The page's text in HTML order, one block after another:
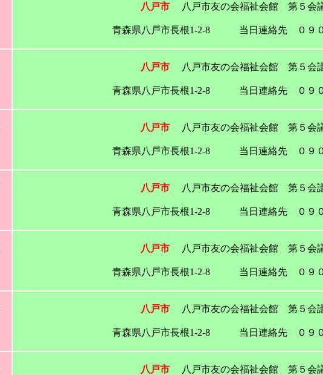
八戸市 八戸市友の会福祉会館 第５会議
青森県八戸市長根1-2-8 当日連絡先 ０９０
八戸市 八戸市友の会福祉会館 第５会議
青森県八戸市長根1-2-8 当日連絡先 ０９０
八戸市 八戸市友の会福祉会館 第５会議
青森県八戸市長根1-2-8 当日連絡先 ０９０
八戸市 八戸市友の会福祉会館 第５会議
青森県八戸市長根1-2-8 当日連絡先 ０９０
八戸市 八戸市友の会福祉会館 第５会議
青森県八戸市長根1-2-8 当日連絡先 ０９０
八戸市 八戸市友の会福祉会館 第５会議
青森県八戸市長根1-2-8 当日連絡先 ０９０
八戸市 八戸市友の会福祉会館 第５会議